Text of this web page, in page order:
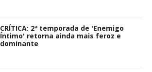
CRÍTICA: 2ª temporada de 'Enemigo
Íntimo' retorna ainda mais feroz e
dominante